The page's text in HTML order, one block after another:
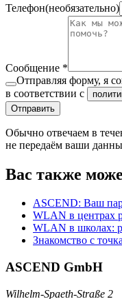
Телефон(необязательно)
Сообщение *
Отправляя форму, я
в соответствии с
Отправить
Обычно отвечаем в
не передаём ваши
Вас также
ASCEND: Ваш
WLAN в центрах
WLAN в школах:
Знакомство с
ASCEND GmbH
Wilhelm-Spaeth-Straße 2